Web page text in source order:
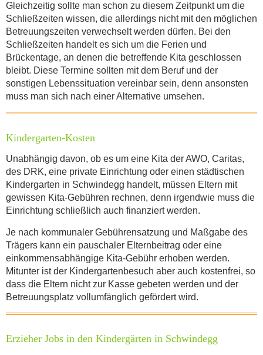
KONTAKTDATEN
Mit dem Absenden der Daten akzeptiere
ich dieDatenschutzbestimmung.
ABSENDEN
Gleichzeitig sollte man schon zu diesem Zeitpunkt um die
Schließzeiten wissen, die allerdings nicht mit den möglichen
Betreuungszeiten verwechselt werden dürfen. Bei den
Schließzeiten handelt es sich um die Ferien und
Brückentage, an denen die betreffende Kita geschlossen
bleibt. Diese Termine sollten mit dem Beruf und der
sonstigen Lebenssituation vereinbar sein, denn ansonsten
muss man sich nach einer Alternative umsehen.
Kindergarten-Kosten
Unabhängig davon, ob es um eine Kita der AWO, Caritas,
des DRK, eine private Einrichtung oder einen städtischen
Kindergarten in Schwindegg handelt, müssen Eltern mit
gewissen Kita-Gebühren rechnen, denn irgendwie muss die
Einrichtung schließlich auch finanziert werden.
Je nach kommunaler Gebührensatzung und Maßgabe des
Trägers kann ein pauschaler Elternbeitrag oder eine
einkommensabhängige Kita-Gebühr erhoben werden.
Mitunter ist der Kindergartenbesuch aber auch kostenfrei, so
dass die Eltern nicht zur Kasse gebeten werden und der
Betreuungsplatz vollumfänglich gefördert wird.
Erzieher Jobs in den Kindergärten in Schwindegg